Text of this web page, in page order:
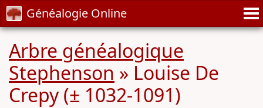
Généalogie Online
Arbre généalogique
Stephenson » Louise De
Crepy (± 1032-1091)